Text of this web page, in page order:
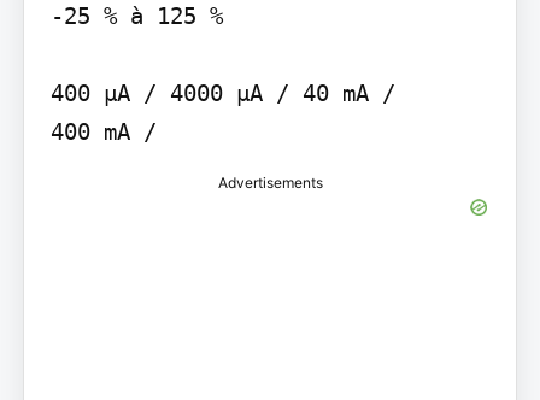
-25 % à 125 %
400 µA / 4000 µA / 40 mA /
Advertisements